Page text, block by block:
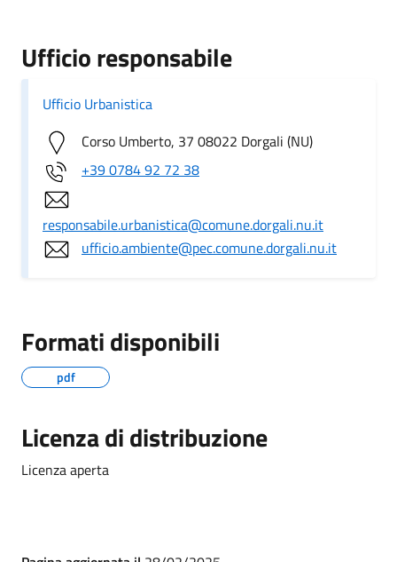
Ufficio responsabile
Ufficio Urbanistica
Corso Umberto, 37 08022 Dorgali (NU)
+39 0784 92 72 38
responsabile.urbanistica@comune.dorgali.nu.it
ufficio.ambiente@pec.comune.dorgali.nu.it
Formati disponibili
pdf
Licenza di distribuzione
Licenza aperta